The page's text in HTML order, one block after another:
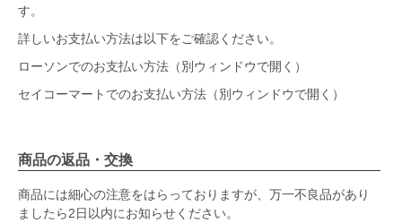
す。
詳しいお支払い方法は以下をご確認ください。
ローソンでのお支払い方法（別ウィンドウで開く）
セイコーマートでのお支払い方法（別ウィンドウで開く）
商品の返品・交換
商品には細心の注意をはらっておりますが、万一不良品があり
ましたら2日以内にお知らせください。